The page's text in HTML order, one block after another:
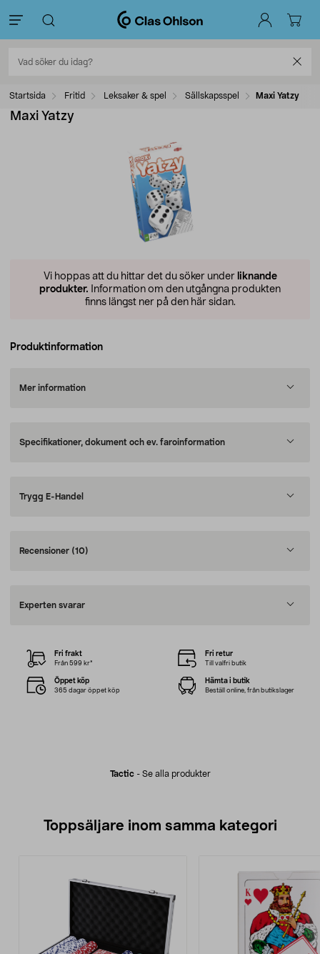
Startsida Fritid Leksaker & spel Sällskapsspel Maxi Yatzy
Maxi Yatzy
Vi hoppas att du hittar det du söker under liknande
produkter. Information om den utgångna produkten
finns längst ner på den här sidan.
Produktinformation
Mer information
Specifikationer, dokument och ev. faroinformation
Trygg E-Handel
Recensioner (10)
Experten svarar
Tactic- Se alla produkter
Fri frakt
Från 599 kr*
Fri retur
Till valfri butik
Öppet köp
365 dagar öppet köp
Hämta i butik
Beställ online, från butikslager
Toppsäljare inom samma kategori